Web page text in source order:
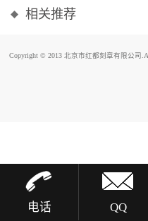
相关推荐
Copyright © 2013 北京市红都刻章有限公司
电话 QQ